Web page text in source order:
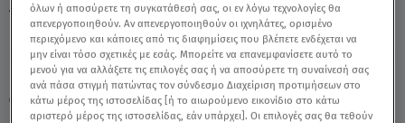
Πέμπτη 6 Αυγούστου 2026
27.10.25, 21:38 ΕΛΛΑΔΑ
TAGS: ΜΟΣΧΑΤΟ ΒΙΑ ΑΝΗΛΙΚΩΝ ΞΥΛΟΔΑΡΜΟΣ
όλων ή αποσύρετε τη συγκατάθεσή σας, οι εν λόγω τεχνολογίες θα
απενεργοποιηθούν. Αν απενεργοποιηθούν οι ιχνηλάτες, ορισμένο
περιεχόμενο και κάποιες από τις διαφημίσεις που βλέπετε ενδέχεται να
μην είναι τόσο σχετικές με εσάς. Μπορείτε να επανεμφανίσετε αυτό το
μενού για να αλλάξετε τις επιλογές σας ή να αποσύρετε τη συναίνεσή σας
ανά πάσα στιγμή πατώντας τον σύνδεσμο Διαχείριση προτιμήσεων στο
κάτω μέρος της ιστοσελίδας [ή το αιωρούμενο εικονίδιο στο κάτω
αριστερό μέρος της ιστοσελίδας, εάν υπάρχει]. Οι επιλογές σας θα τεθούν